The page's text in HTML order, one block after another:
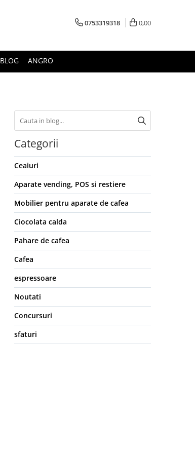
0753319318 0,00
BLOG ANGRO
Categorii
Ceaiuri
Aparate vending, POS si restiere
Mobilier pentru aparate de cafea
Ciocolata calda
Pahare de cafea
Cafea
espressoare
Noutati
Concursuri
sfaturi